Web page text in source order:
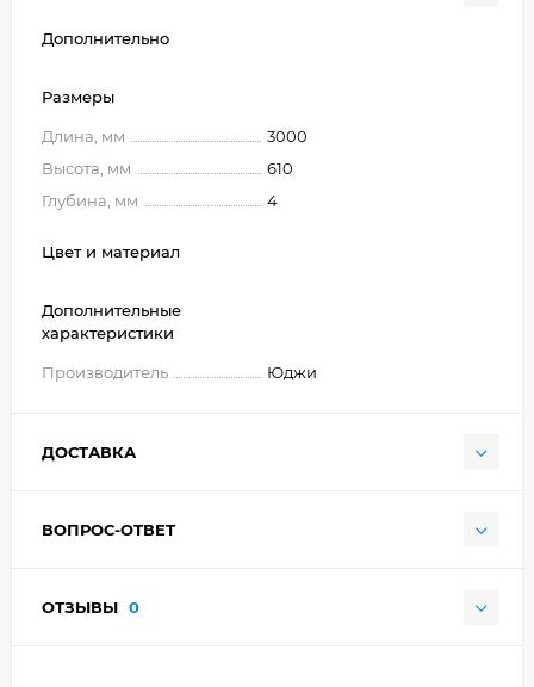
Дополнительно
Размеры
Длина, мм
3000
Высота, мм
610
Глубина, мм
4
Цвет и материал
Дополнительные
характеристики
Производитель Юджи
ДОСТАВКА
ВОПРОС-ОТВЕТ
ОТЗЫВЫ 0